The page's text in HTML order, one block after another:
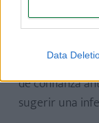
Data
En cuanto al
que fortalecer
lavado
de confianza
sugerir una